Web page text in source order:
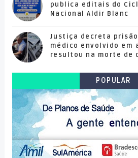
publica editais do
Nacional Aldir Blanc
Justiça decreta
médico envolvido em
resultou na morte de
POPULAR